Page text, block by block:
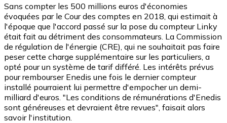
Sans compter les 500 millions euros d'économies
évoquées par le Cour des comptes en 2018, qui estimait à
l'époque que l'accord passé sur la pose du compteur Linky
était fait au détriment des consommateurs. La Commission
de régulation de l'énergie (CRE), qui ne souhaitait pas faire
peser cette charge supplémentaire sur les particuliers, a
opté pour un système de tarif différé. Les intérêts prévus
pour rembourser Enedis une fois le dernier compteur
installé pourraient lui permettre d'empocher un demi-
milliard d'euros. "Les conditions de rémunérations d'Enedis
sont généreuses et devraient être revues", faisait alors
savoir l'institution.